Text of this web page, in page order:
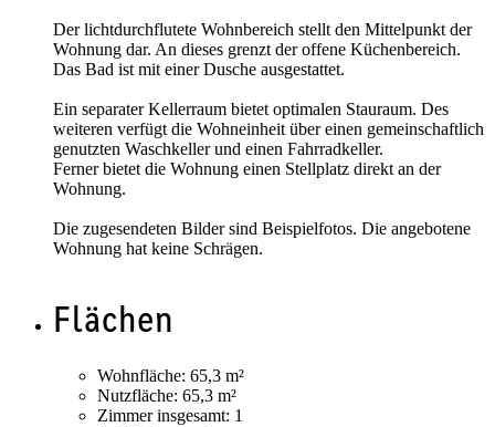
Der lichtdurchflutete Wohnbereich stellt den Mittelpunkt der
Wohnung dar. An dieses grenzt der offene Küchenbereich.
Das Bad ist mit einer Dusche ausgestattet.
Ein separater Kellerraum bietet optimalen Stauraum. Des
weiteren verfügt die Wohneinheit über einen gemeinschaftlich
genutzten Waschkeller und einen Fahrradkeller.
Ferner bietet die Wohnung einen Stellplatz direkt an der
Wohnung.
Die zugesendeten Bilder sind Beispielfotos. Die angebotene
Wohnung hat keine Schrägen.
Flächen
Wohnfläche: 65,3 m²
Nutzfläche: 65,3 m²
Zimmer insgesamt: 1